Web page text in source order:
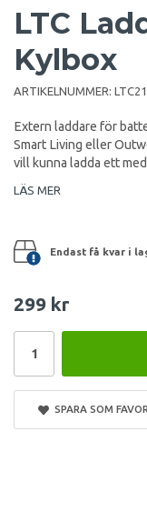
LTC
Kylbox
ARTIKELNUMMER:
Extern laddare för
Smart Living eller
vill kunna ladda ett
LÄS MER
Endast få kvar i
299 kr
SPARA SOM